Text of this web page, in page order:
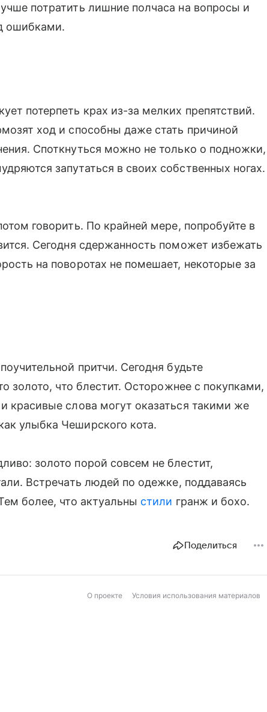
потратить лишние полчаса на вопросы и
ошибками.
потерпеть крах из-за мелких препятствий.
ход и способны даже стать причиной
Споткнуться можно не только о подножки,
запутаться в своих собственных ногах.
говорить. По крайней мере, попробуйте в
Сегодня сдержанность поможет избежать
на поворотах не помешает, некоторые за
притчи. Сегодня будьте
золото, что блестит. Осторожнее с покупками,
красивые слова могут оказаться такими же
улыбка Чеширского кота.
золото порой совсем не блестит,
Встречать людей по одежке, поддаваясь
более, что актуальны стили гранж и бохо.
Поделиться
О проекте Условия использования материалов